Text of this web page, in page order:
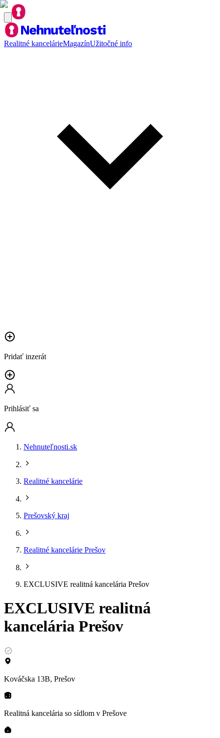
Realitné kancelárieMagazínUžitočné info
Pridať inzerát
Prihlásiť sa
Nehnuteľnosti.sk
Realitné kancelárie
Prešovský kraj
Realitné kancelárie Prešov
EXCLUSIVE realitná kancelária Prešov
EXCLUSIVE realitná
kancelária Prešov
Kováčska 13B, Prešov
Realitná kancelária so sídlom v Prešove